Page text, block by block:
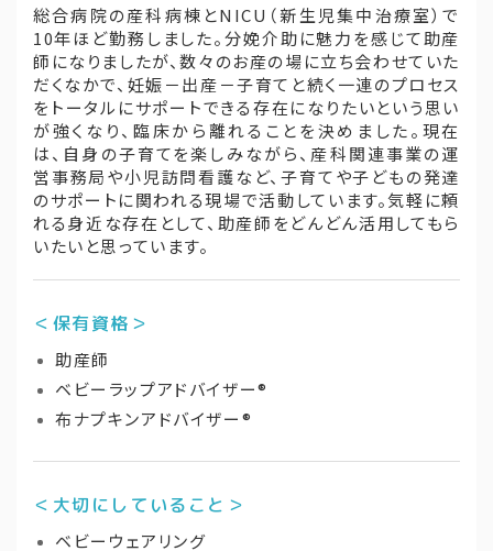
総合病院の産科病棟とNICU（新生児集中治療室）で
10年ほど勤務しました。分娩介助に魅力を感じて助産
師になりましたが、数々のお産の場に立ち会わせていた
だくなかで、妊娠－出産－子育てと続く一連のプロセス
をトータルにサポートできる存在になりたいという思い
が強くなり、臨床から離れることを決めました。現在
は、自身の子育てを楽しみながら、産科関連事業の運
営事務局や小児訪問看護など、子育てや子どもの発達
のサポートに関われる現場で活動しています。気軽に頼
れる身近な存在として、助産師をどんどん活用してもら
いたいと思っています。
＜保有資格＞
助産師
ベビーラップアドバイザー®
布ナプキンアドバイザー®
＜大切にしていること＞
ベビーウェアリング